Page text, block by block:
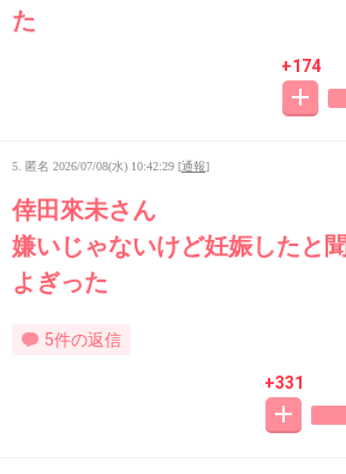
た
+174
5. 匿名 2026/07/08(水) 10:42:29 [通報]
倖田來未さん
嫌いじゃないけど妊娠したと
よぎった
5件の返信
+331